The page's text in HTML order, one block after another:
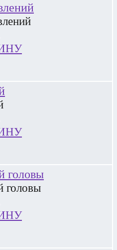
головы
головы